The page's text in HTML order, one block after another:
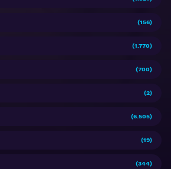
(156)
(1.770)
(700)
(2)
(6.505)
(19)
(344)